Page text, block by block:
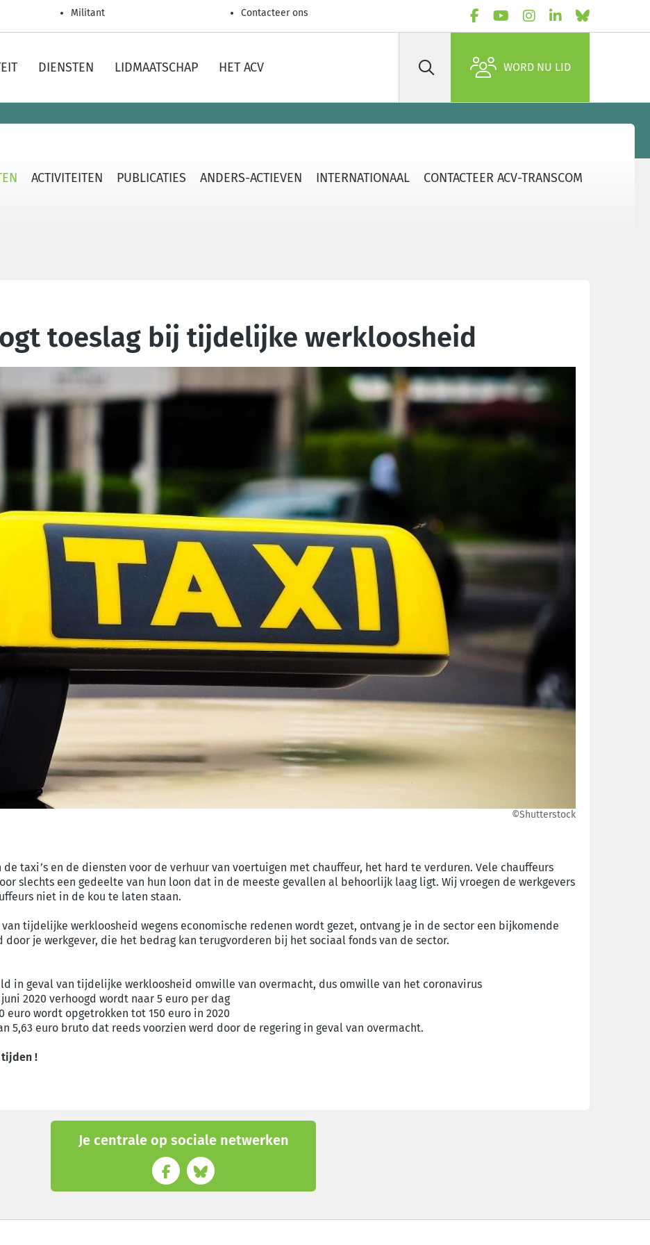
Militant Contacteer ons
DIENSTEN LIDMAATSCHAP HET ACV Zoek WORD NU LID
ACTIVITEITEN PUBLICATIES ANDERS-ACTIEVEN INTERNATIONAAL CONTACTEER ACV-TRANSCOM
toeslag bij tijdelijke werkloosheid
©Shutterstock
taxi’s en de diensten voor de verhuur van voertuigen met chauffeur, het hard te verduren. Vele chauffeurs
slechts een gedeelte van hun loon dat in de meeste gevallen al behoorlijk laag ligt. Wij vroegen de werkgevers
niet in de kou te laten staan.
tijdelijke werkloosheid wegens economische redenen wordt gezet, ontvang je in de sector een bijkomende
je werkgever, die het bedrag kan terugvorderen bij het sociaal fonds van de sector.
in geval van tijdelijke werkloosheid omwille van overmacht, dus omwille van het coronavirus
2020 verhoogd wordt naar 5 euro per dag
wordt opgetrokken tot 150 euro in 2020
5,63 euro bruto dat reeds voorzien werd door de regering in geval van overmacht.
tijden !
Je centrale op sociale netwerken